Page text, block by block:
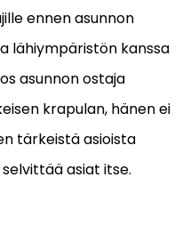
ennen asunnon
lähiympäristön kanssa
asunnon ostaja
krapulan, hänen ei
tärkeistä asioista
asiat itse.